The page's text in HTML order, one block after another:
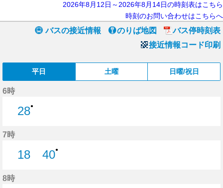
2026年8月12日～2026年8月14日の時刻表はこちら
時刻のお問い合わせはこちらへ
バスの接近情報 のりば地図
バス停時刻表
接近情報コード印刷
平日 土曜 日曜/祝日
6時
28●
7時
18
40●
8時